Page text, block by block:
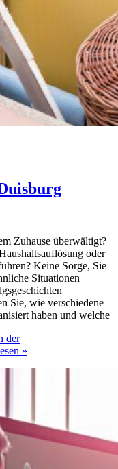
Zuhause überwältigt?
oder
Keine Sorge, Sie
Situationen
Sie, wie verschiedene
haben und welche
der
»